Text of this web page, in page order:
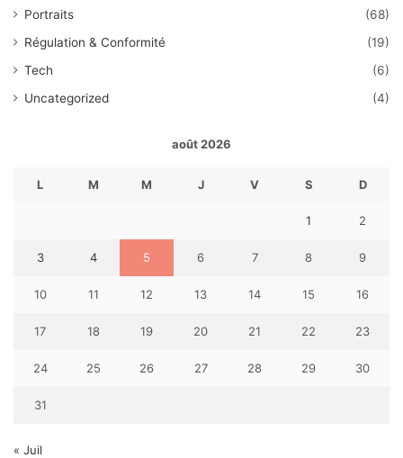
Portraits
(68)
Régulation & Conformité
(19)
Tech
(6)
Uncategorized
(4)
août 2026
L M M J V S D
1 2
3 4 5 6 7 8 9
10 11 12 13 14 15 16
17 18 19 20 21 22 23
24 25 26 27 28 29 30
31
« Juil